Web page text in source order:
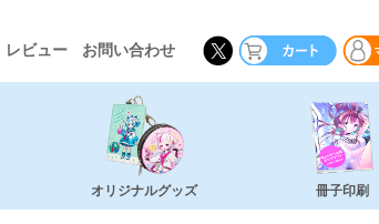
レビュー お問い合わせ
オリジナルグッズ 冊子印刷